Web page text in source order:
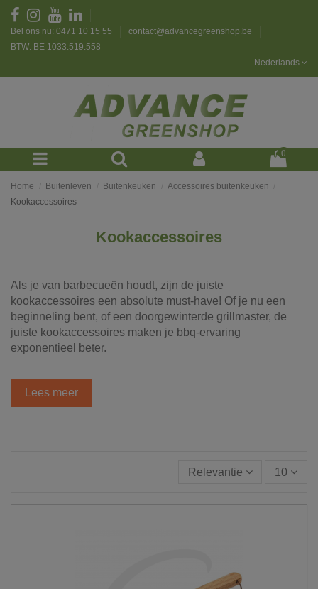
Bel ons nu: 0471 10 15 55
contact@advancegreenshop.be
BTW: BE 1033.519.558
Nederlands
0
Home Buitenleven Buitenkeuken
Accessoires buitenkeuken
Kookaccessoires
Kookaccessoires
Als je van barbecueën houdt, zijn de juiste
kookaccessoires een absolute must-have! Of je nu een
beginneling bent, of een doorgewinterde grillmaster, de
juiste kookaccessoires maken je bbq-ervaring
exponentieel beter.
Lees meer
Relevantie 10